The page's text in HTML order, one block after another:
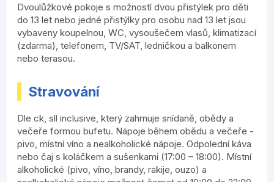
Dvoulůžkové pokoje s možností dvou přistýlek pro děti
do 13 let nebo jedné přistýlky pro osobu nad 13 let jsou
vybaveny koupelnou, WC, vysoušečem vlasů, klimatizací
(zdarma), telefonem, TV/SAT, ledničkou a balkonem
nebo terasou.
Stravování
Dle ck, sll inclusive, který zahrnuje snídaně, obědy a
večeře formou bufetu. Nápoje během obědu a večeře -
pivo, místní víno a nealkoholické nápoje. Odpolední káva
nebo čaj s koláčkem a sušenkami (17:00 – 18:00). Místní
alkoholické (pivo, víno, brandy, rakije, ouzo) a